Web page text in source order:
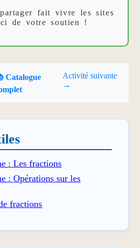
fait vivre les sites
de votre soutien !
Catalogue
Activité suivante
→
: Les fractions
: Opérations sur les
fractions